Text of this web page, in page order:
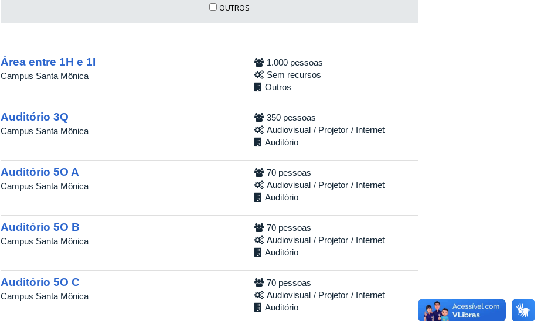
OUTROS
Área entre 1H e 1I
Campus Santa Mônica
1.000 pessoas
Sem recursos
Outros
Auditório 3Q
Campus Santa Mônica
350 pessoas
Audiovisual
Projetor
Internet
Auditório
Auditório 5O A
Campus Santa Mônica
70 pessoas
Audiovisual
Projetor
Internet
Auditório
Auditório 5O B
Campus Santa Mônica
70 pessoas
Audiovisual
Projetor
Internet
Auditório
Auditório 5O C
Campus Santa Mônica
70 pessoas
Audiovisual
Projetor
Internet
Auditório